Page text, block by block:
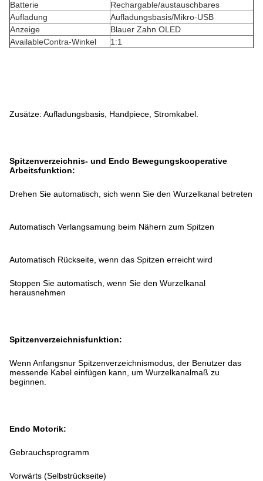
Batterie
Rechargable/austauschbares
Aufladung
Aufladungsbasis/Mikro-USB
Anzeige
Blauer Zahn OLED
AvailableContra-Winkel
1:1
Zusätze: Aufladungsbasis, Handpiece, Stromkabel.
Spitzenverzeichnis- und Endo Bewegungskooperative
Arbeitsfunktion:
Drehen Sie automatisch, sich wenn Sie den Wurzelkanal betreten
Automatisch Verlangsamung beim Nähern zum Spitzen
Automatisch Rückseite, wenn das Spitzen erreicht wird
Stoppen Sie automatisch, wenn Sie den Wurzelkanal
herausnehmen
Spitzenverzeichnisfunktion:
Wenn Anfangsnur Spitzenverzeichnismodus, der Benutzer das
messende Kabel einfügen kann, um Wurzelkanalmaß zu
beginnen.
Endo Motorik:
Gebrauchsprogramm
Vorwärts (Selbstrückseite)